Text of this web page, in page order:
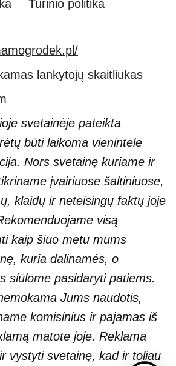
Turinio politika
svetainėje pateikta
būti laikoma vienintele
Nors svetainę kuriame ir
įvairiuose šaltiniuose,
klaidų ir neteisingų faktų joje
visą
kaip šiuo metu mums
kuria dalinamės, o
siūlome pasidaryti patiems.
Jums naudotis,
komisinius ir pajamas iš
matote joje. Reklama
vystyti svetainę, kad ir toliau